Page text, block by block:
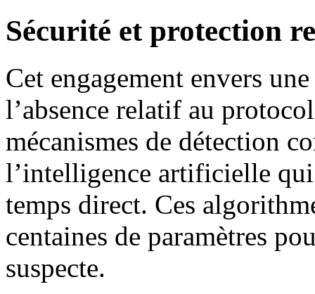
Sécurité et protection
Cet engagement envers
l’absence relatif au
mécanismes de détection
l’intelligence artificielle
temps direct. Ces
centaines de paramètres
suspecte.